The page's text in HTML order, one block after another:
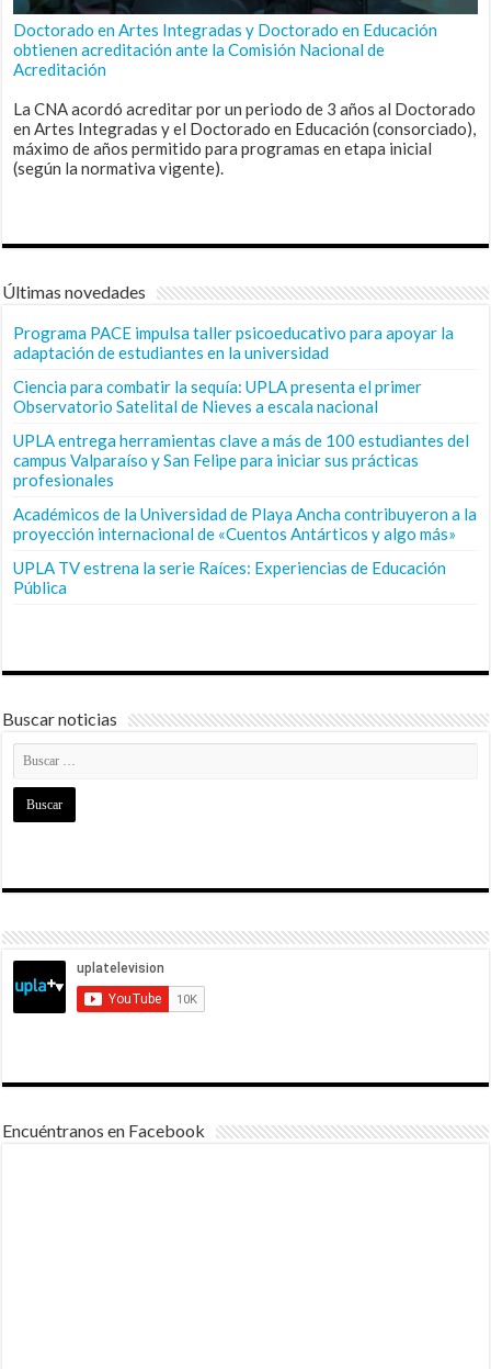
Doctorado en Artes Integradas y Doctorado en Educación
obtienen acreditación ante la Comisión Nacional de
Acreditación
La CNA acordó acreditar por un periodo de 3 años al Doctorado
en Artes Integradas y el Doctorado en Educación (consorciado),
máximo de años permitido para programas en etapa inicial
(según la normativa vigente).
Últimas novedades
Programa PACE impulsa taller psicoeducativo para apoyar la
adaptación de estudiantes en la universidad
Ciencia para combatir la sequía: UPLA presenta el primer
Observatorio Satelital de Nieves a escala nacional
UPLA entrega herramientas clave a más de 100 estudiantes del
campus Valparaíso y San Felipe para iniciar sus prácticas
profesionales
Académicos de la Universidad de Playa Ancha contribuyeron a la
proyección internacional de «Cuentos Antárticos y algo más»
UPLA TV estrena la serie Raíces: Experiencias de Educación
Pública
Buscar noticias
Encuéntranos en Facebook